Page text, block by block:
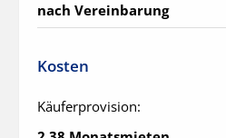
nach Vereinbarung
Kosten
Käuferprovision: